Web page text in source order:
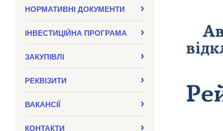
НОРМАТИВНI ДОКУМЕНТИ
ІНВЕСТИЦІЙНА ПРОГРАМА
ЗАКУПIВЛI
РЕКВІЗИТИ
ВАКАНСІЇ
КОНТАКТИ